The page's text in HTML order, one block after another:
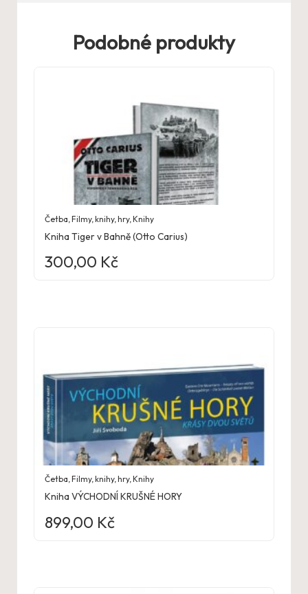
Podobné produkty
Četba ,Filmy, knihy, hry,Knihy
Kniha Tiger v Bahně (Otto Carius)
300,00 Kč
Četba ,Filmy, knihy, hry,Knihy
Kniha VÝCHODNÍ KRUŠNÉ HORY
899,00 Kč